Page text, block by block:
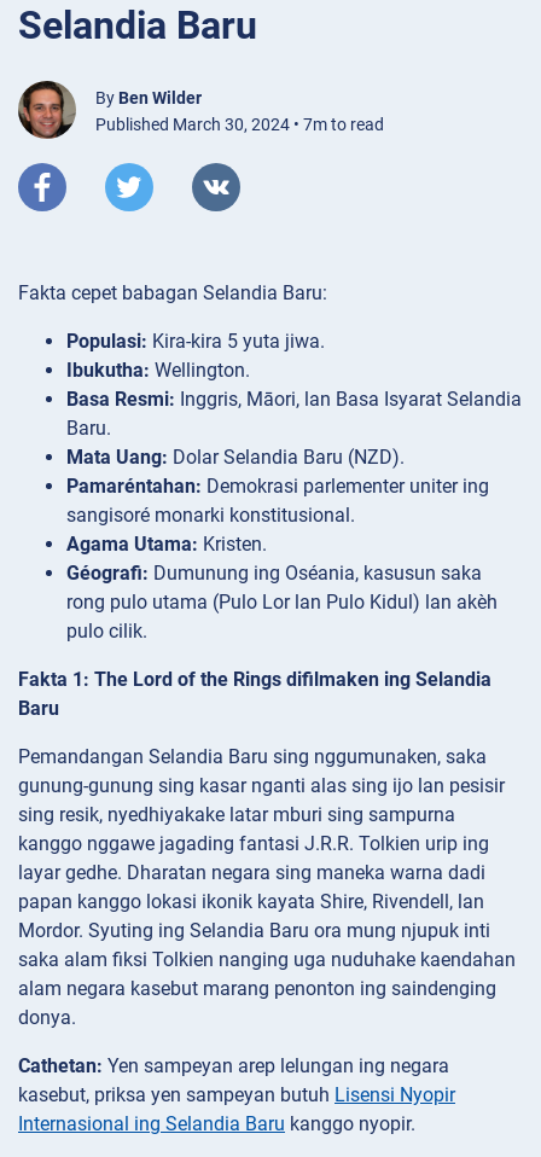
Selandia Baru
By Ben Wilder
Published March 30, 2024 • 7m to read
Fakta cepet babagan Selandia Baru:
Populasi: Kira-kira 5 yuta jiwa.
Ibukutha: Wellington.
Basa Resmi: Inggris, Māori, lan Basa Isyarat Selandia
Baru.
Mata Uang: Dolar Selandia Baru (NZD).
Pamaréntahan: Demokrasi parlementer uniter ing
sangisoré monarki konstitusional.
Agama Utama: Kristen.
Géografi: Dumunung ing Oséania, kasusun saka
rong pulo utama (Pulo Lor lan Pulo Kidul) lan akèh
pulo cilik.
Fakta 1: The Lord of the Rings difilmaken ing Selandia
Baru
Pemandangan Selandia Baru sing nggumunaken, saka
gunung-gunung sing kasar nganti alas sing ijo lan pesisir
sing resik, nyedhiyakake latar mburi sing sampurna
kanggo nggawe jagading fantasi J.R.R. Tolkien urip ing
layar gedhe. Dharatan negara sing maneka warna dadi
papan kanggo lokasi ikonik kayata Shire, Rivendell, lan
Mordor. Syuting ing Selandia Baru ora mung njupuk inti
saka alam fiksi Tolkien nanging uga nuduhake kaendahan
alam negara kasebut marang penonton ing saindenging
donya.
Cathetan: Yen sampeyan arep lelungan ing negara
kasebut, priksa yen sampeyan butuh Lisensi Nyopir
Internasional ing Selandia Baru kanggo nyopir.